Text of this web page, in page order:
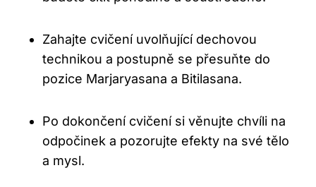
Zahajte cvičení uvolňující​ dechovou⁣
technikou a postupně se přesuňte do
pozice Marjaryasana a Bitilasana.
Po dokončení cvičení si věnujte chvíli ⁣na
odpočinek a ⁤pozorujte efekty na své tělo
a‍ mysl.